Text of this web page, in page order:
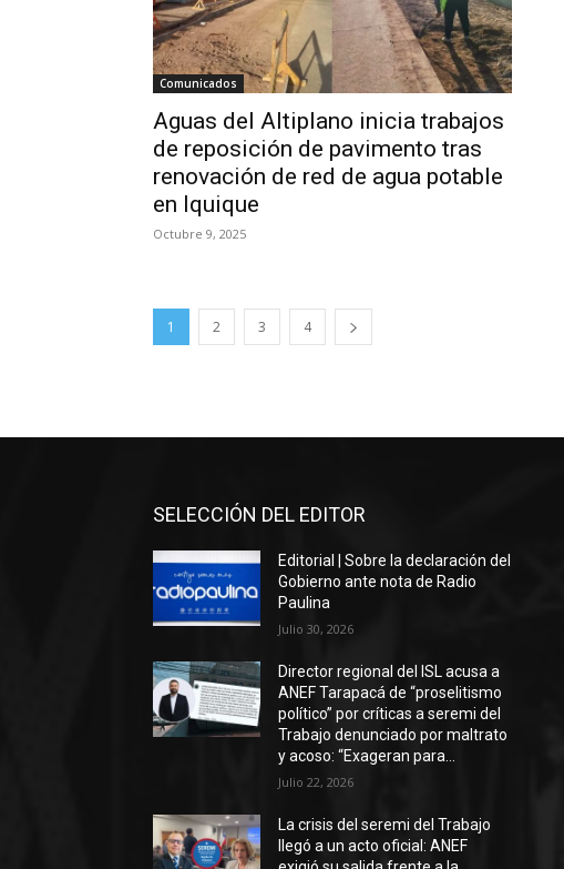
Comunicados
Aguas del Altiplano inicia trabajos
de reposición de pavimento tras
renovación de red de agua potable
en Iquique
Octubre 9, 2025
1 2 3 4
SELECCIÓN DEL EDITOR
Editorial | Sobre la declaración del
Gobierno ante nota de Radio
Paulina
Julio 30, 2026
Director regional del ISL acusa a
ANEF Tarapacá de “proselitismo
político” por críticas a seremi del
Trabajo denunciado por maltrato
y acoso: “Exageran para...
Julio 22, 2026
La crisis del seremi del Trabajo
llegó a un acto oficial: ANEF